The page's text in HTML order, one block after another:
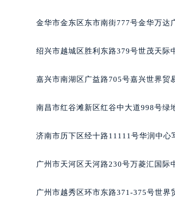
贵阳市南明区都司高
石家庄市长安区中山
海口市龙华区金贸东
台州市椒江区东海大
甘肃省兰州市七里河
黑龙江省大庆市萨尔
黑龙江省黑河市爱辉
金华市金东区东市南街777号金华万达
绍兴市越城区胜利东路379号世茂天际
嘉兴市南湖区广益路705号嘉兴世界贸
南昌市红谷滩新区红谷中大道998号绿
济南市历下区经十路11111号华润中心
广州市天河区天河路230号万菱汇国际
广州市越秀区环市东路371-375号世界